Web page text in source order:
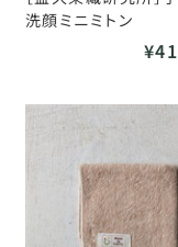
洗顔ミニミトン